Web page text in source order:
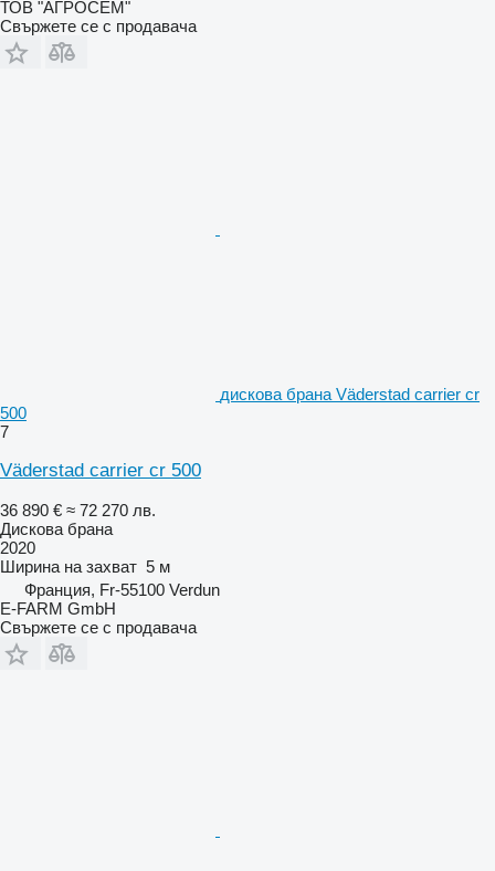
ТОВ "АГРОСЕМ"
Свържете се с продавача
дискова брана Väderstad carrier cr
500
7
Väderstad carrier cr 500
36 890 € ≈ 72 270 лв.
Дискова брана
2020
Ширина на захват 5 м
Франция, Fr-55100 Verdun
E-FARM GmbH
Свържете се с продавача